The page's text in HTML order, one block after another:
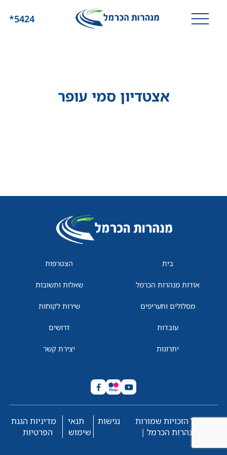
*5424
אצטדיון סמי עופר
בית
אודות מנהרות הכרמל
מסלולים ותעריפים
עובדות
יתרונות
הצטרפות
שאלות ותשובות
שירות לקוחות
דרושים
יצירת קשר
© כל הזכויות שמורות
למנהרות הכרמל |
נגישות
תנאי
שימוש
מדיניות הגנת
הפרטיות